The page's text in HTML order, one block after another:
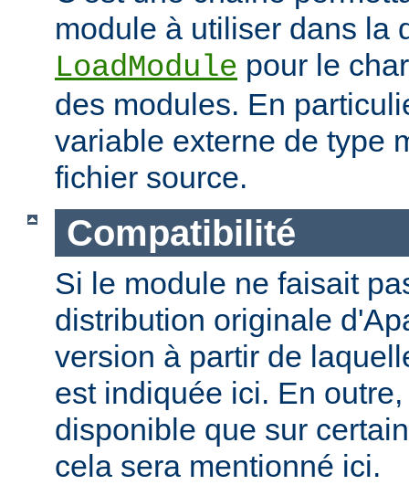
module à utiliser dans la
LoadModule pour le
des modules. En
variable externe de type
fichier source.
Compatibilité
Si le module ne faisait
distribution originale
version à partir de
est indiquée ici. En
disponible que sur
cela sera mentionné ici.